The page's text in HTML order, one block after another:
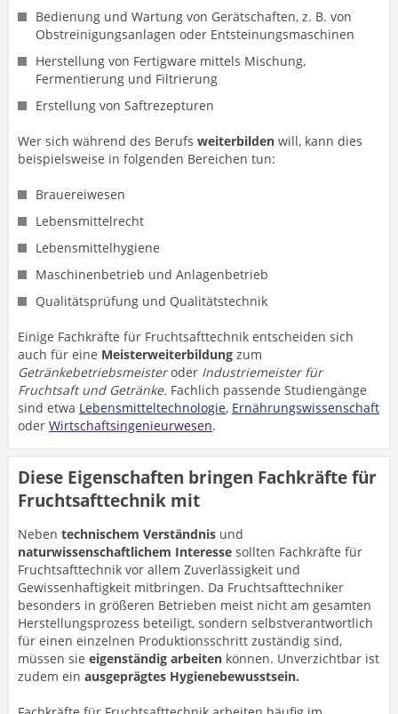
Bedienung und Wartung von Gerätschaften, z. B. von
Obstreinigungsanlagen oder Entsteinungsmaschinen
Herstellung von Fertigware mittels Mischung,
Fermentierung und Filtrierung
Erstellung von Saftrezepturen
Wer sich während des Berufs weiterbilden will, kann dies
beispielsweise in folgenden Bereichen tun:
Brauereiwesen
Lebensmittelrecht
Lebensmittelhygiene
Maschinenbetrieb und Anlagenbetrieb
Qualitätsprüfung und Qualitätstechnik
Einige Fachkräfte für Fruchtsafttechnik entscheiden sich
auch für eine Meisterweiterbildung zum
Getränkebetriebsmeisteroder Industriemeister für
Fruchtsaft und Getränke. Fachlich passende Studiengänge
sind etwa Lebensmitteltechnologie, Ernährungswissenschaft
oder Wirtschaftsingenieurwesen.
Diese Eigenschaften bringen Fachkräfte für
Fruchtsafttechnik mit
Neben technischem Verständnis und
naturwissenschaftlichem Interesse sollten Fachkräfte für
Fruchtsafttechnik vor allem Zuverlässigkeit und
Gewissenhaftigkeit mitbringen. Da Fruchtsafttechniker
besonders in größeren Betrieben meist nicht am gesamten
Herstellungsprozess beteiligt, sondern selbstverantwortlich
für einen einzelnen Produktionsschritt zuständig sind,
müssen sie eigenständig arbeiten können. Unverzichtbar ist
zudem ein ausgeprägtes Hygienebewusstsein.